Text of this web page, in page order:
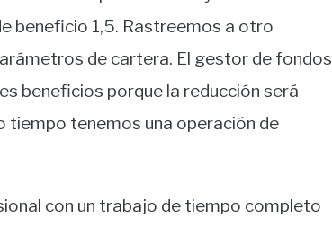
beneficio 1,5. Rastreemos a otro
de cartera. El gestor de fondos
beneficios porque la reducción será
tiempo tenemos una operación de
con un trabajo de tiempo completo